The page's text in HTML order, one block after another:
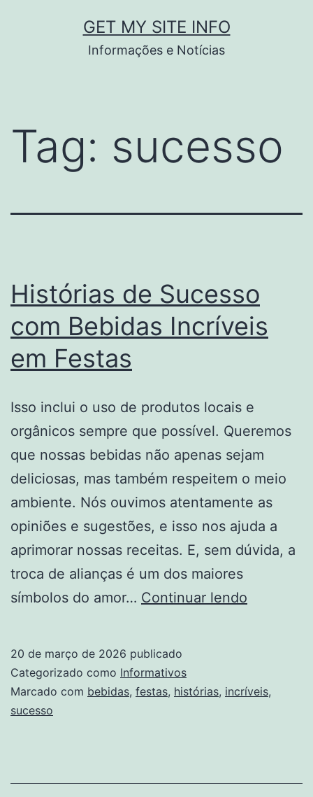
GET MY SITE INFO
Informações e Notícias
Tag: sucesso
Histórias de Sucesso
com Bebidas Incríveis
em Festas
Isso inclui o uso de produtos locais e
orgânicos sempre que possível. Queremos
que nossas bebidas não apenas sejam
deliciosas, mas também respeitem o meio
ambiente. Nós ouvimos atentamente as
opiniões e sugestões, e isso nos ajuda a
aprimorar nossas receitas. E, sem dúvida, a
troca de alianças é um dos maiores
símbolos do amor… Continuar lendo
Bebidas
20 de março de 2026 publicado
Categorizado como Informativos
Marcado com bebidas, festas, histórias, incríveis,
sucesso